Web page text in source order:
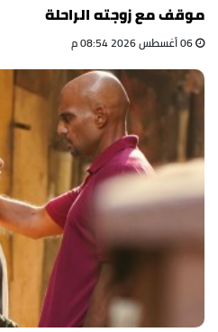
موقف مع زوجته الراحلة